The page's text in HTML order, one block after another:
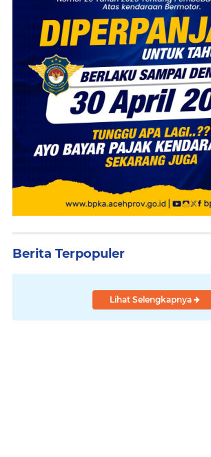
Berita Terpopuler
Lihat Selengkapnya